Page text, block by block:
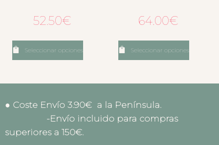
52.50€
Seleccionar opciones
64.00€
Seleccionar opciones
● Coste Envío 3.90€ a la Península.
-Envío incluido para compras
superiores a 150€.